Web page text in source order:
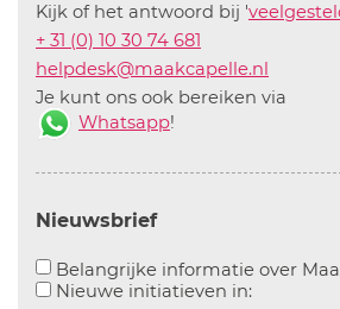
Kijk of het antwoord bij '
+ 31 (0) 10 30 74 681
helpdesk@maakcapelle.nl
Je kunt ons ook bereiken via
Whatsapp!
Nieuwsbrief
Belangrijke informatie over
Nieuwe initiatieven in: